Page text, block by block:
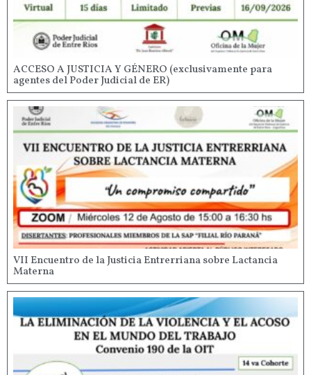
ACCESO A JUSTICIA Y GÉNERO (exclusivamente para
agentes del Poder Judicial de ER)
VII Encuentro de la Justicia Entrerriana sobre Lactancia
Materna